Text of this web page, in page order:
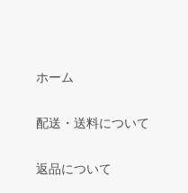
ホーム
配送・送料について
返品について